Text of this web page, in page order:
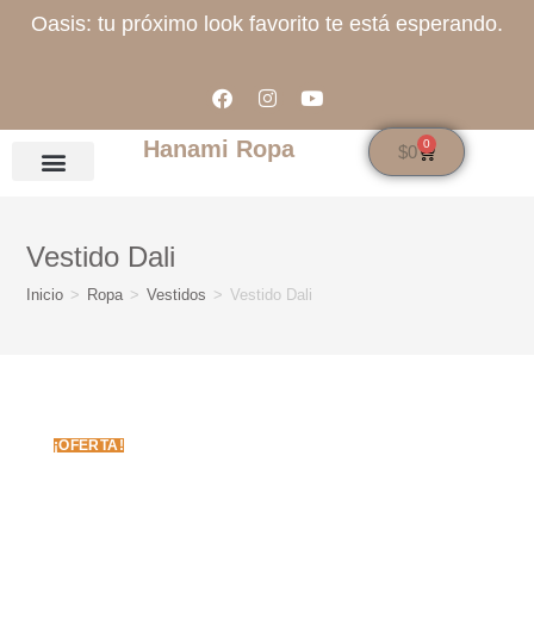
Oasis: tu próximo look favorito te está esperando.
Hanami Ropa $0 0
Vestido Dali
Inicio > Ropa > Vestidos > Vestido Dali
¡OFERTA!